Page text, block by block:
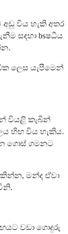
විය හැකි අතර
සඳහා bsෂධීය
ලෙස යැපීමෙන්
වියළි කැබින්
හිඟ විය හැකිය.
ගොස් ගමනට
මන්ද ඒවා
වඩා ගොදුරු